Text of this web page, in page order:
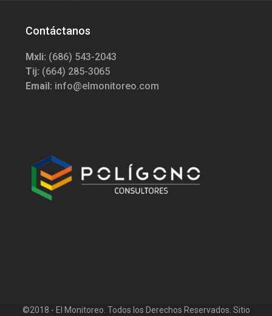
Contáctanos
Mxli: (686) 543-2043
Tij: (664) 285-3065
Email: info@elmonitoreo.com
©2018 - El Monitoreo. Todos los Derechos Reservados. Sitio